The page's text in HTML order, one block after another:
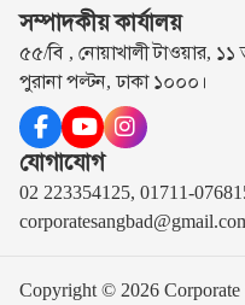
সম্পাদকীয় কার্যালয়
৫৫/বি , নোয়াখালী টাওয়ার,
পুরানা পল্টন, ঢাকা ১০০০।
যোগাযোগ
02 223354125, 01711-
Copyright © 2026 Corporate